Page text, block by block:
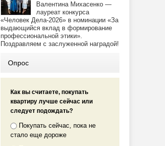
Валентина Михасенко —
лауреат конкурса
«Человек Дела-2026» в номинации «За
выдающийся вклад в формирование
профессиональной этики».
Поздравляем с заслуженной наградой!
Опрос
Как вы считаете, покупать
квартиру лучше сейчас или
следует подождать?
Покупать сейчас, пока не
стало еще дороже